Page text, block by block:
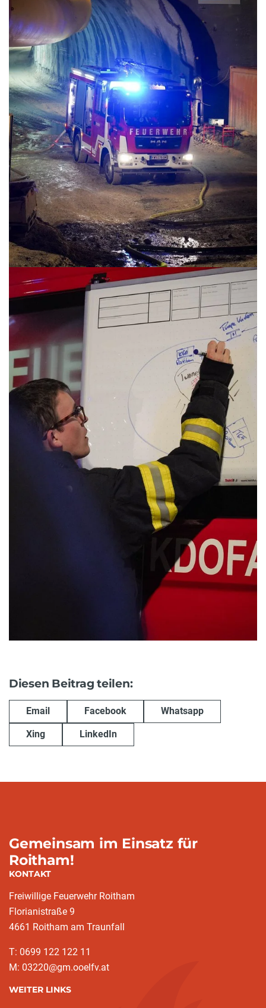
Diesen Beitrag teilen:
Email Facebook Whatsapp
Xing LinkedIn
Gemeinsam im Einsatz für
Roitham!
KONTAKT
Freiwillige Feuerwehr Roitham
Florianistraße 9
4661 Roitham am Traunfall
T: 0699 122 122 11
M: 03220@gm.ooelfv.at
WEITER LINKS